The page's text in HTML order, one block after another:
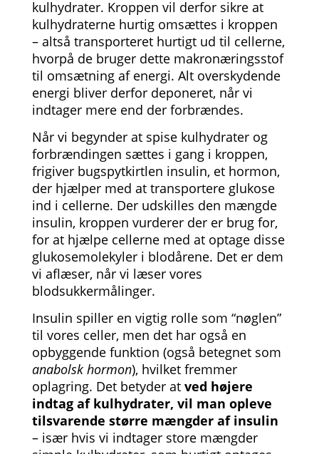
kulhydrater. Kroppen vil derfor sikre at
kulhydraterne hurtig omsættes i kroppen
– altså transporteret hurtigt ud til cellerne,
hvorpå de bruger dette makronæringsstof
til omsætning af energi. Alt overskydende
energi bliver derfor deponeret, når vi
indtager mere end der forbrændes.
Når vi begynder at spise kulhydrater og
forbrændingen sættes i gang i kroppen,
frigiver bugspytkirtlen insulin, et hormon,
der hjælper med at transportere glukose
ind i cellerne. Der udskilles den mængde
insulin, kroppen vurderer der er brug for,
for at hjælpe cellerne med at optage disse
glukosemolekyler i blodårene. Det er dem
vi aflæser, når vi læser vores
blodsukkermålinger.
Insulin spiller en vigtig rolle som “nøglen”
til vores celler, men det har også en
opbyggende funktion (også betegnet som
anabolsk hormon), hvilket fremmer
oplagring. Det betyder at ved højere
indtag af kulhydrater, vil man opleve
tilsvarende større mængder af insulin
– især hvis vi indtager store mængder